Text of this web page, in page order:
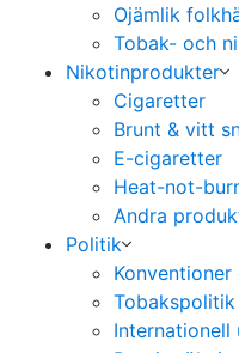
Ojämlik
Tobak- och
Nikotinprodukter
Cigaretter
Brunt & vitt
E-cigaretter
Heat-not-
Andra
Politik
Internationell